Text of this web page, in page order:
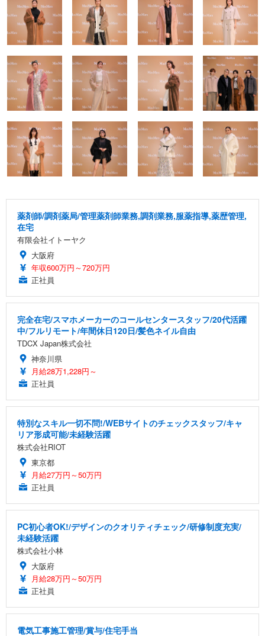
薬剤師/調剤薬局/管理薬剤師業務,調剤業務,服薬指導,薬歴管理,
在宅
有限会社イトーヤク
大阪府
年収600万円～720万円
正社員
完全在宅/スマホメーカーのコールセンタースタッフ/20代活躍
中/フルリモート/年間休日120日/髪色ネイル自由
TDCX Japan株式会社
神奈川県
月給28万1,228円～
正社員
特別なスキル一切不問!/WEBサイトのチェックスタッフ/キャ
リア形成可能/未経験活躍
株式会社RIOT
東京都
月給27万円～50万円
正社員
PC初心者OK!/デザインのクオリティチェック/研修制度充実/
未経験活躍
株式会社小林
大阪府
月給28万円～50万円
正社員
電気工事施工管理/賞与/住宅手当